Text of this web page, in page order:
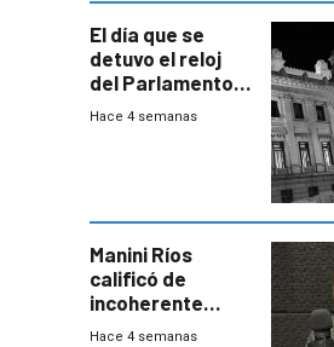
El día que se
detuvo el reloj
del Parlamento
para negociar
Hace 4 semanas
Manini Ríos
calificó de
incoherente
decisión de
Hace 4 semanas